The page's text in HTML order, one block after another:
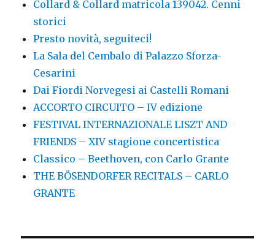
Collard & Collard matricola 139042. Cenni
storici
Presto novità, seguiteci!
La Sala del Cembalo di Palazzo Sforza-
Cesarini
Dai Fiordi Norvegesi ai Castelli Romani
ACCORTO CIRCUITO – IV edizione
FESTIVAL INTERNAZIONALE LISZT AND
FRIENDS – XIV stagione concertistica
Classico – Beethoven, con Carlo Grante
THE BÖSENDORFER RECITALS – CARLO
GRANTE